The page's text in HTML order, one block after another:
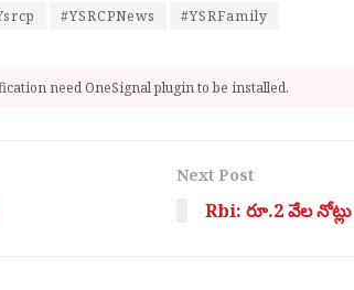
#YSRCPNews #YSRFamily
need OneSignal plugin to be installed.
Next Post
Rbi: రూ.2 వేల